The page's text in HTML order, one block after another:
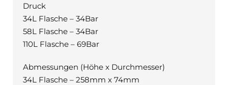
Druck
34L Flasche – 34Bar
58L Flasche – 34Bar
110L Flasche – 69Bar
Abmessungen (Höhe x Durchmesser)
34L Flasche – 258mm x 74mm